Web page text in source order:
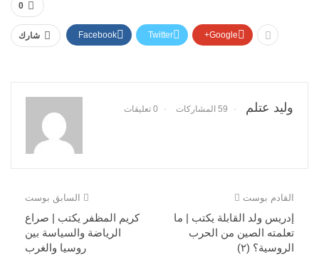
0
شارك Facebook Twitter Google+
وليد عتلم 59 المشاركات 0 تعليقات
السابق بوست
كريم المظفر يكتب | صراع
الرياضة والسياسة بين
روسيا والغرب
القادم بوست
إدريس ولد القابلة يكتب | ما
تعلمته الصين من الحرب
الروسية؟ (٢)